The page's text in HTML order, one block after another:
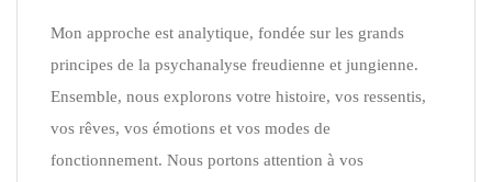
Mon approche est analytique, fondée sur les grands
principes de la psychanalyse freudienne et jungienne.
Ensemble, nous explorons votre histoire, vos ressentis,
vos rêves, vos émotions et vos modes de
fonctionnement. Nous portons attention à vos